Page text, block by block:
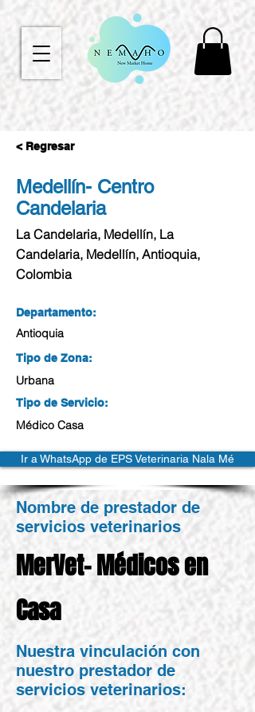
< Regresar
Medellín- Centro
Candelaria
La Candelaria, Medellín, La
Candelaria, Medellín, Antioquia,
Colombia
Departamento:
Antioquia
Tipo de Zona:
Urbana
Tipo de Servicio:
Médico Casa
Ir a WhatsApp de EPS Veterinaria Nala Mé
Nombre de prestador de
servicios veterinarios
MerVet- Médicos en
Casa
Nuestra vinculación con
nuestro prestador de
servicios veterinarios: